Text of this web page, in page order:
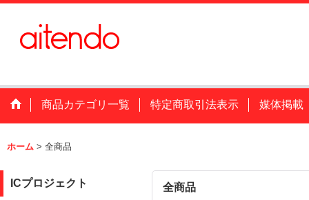
商品カテゴリ一覧 特定商取引法表示 媒体掲載
ホーム > 全商品
ICプロジェクト 全商品